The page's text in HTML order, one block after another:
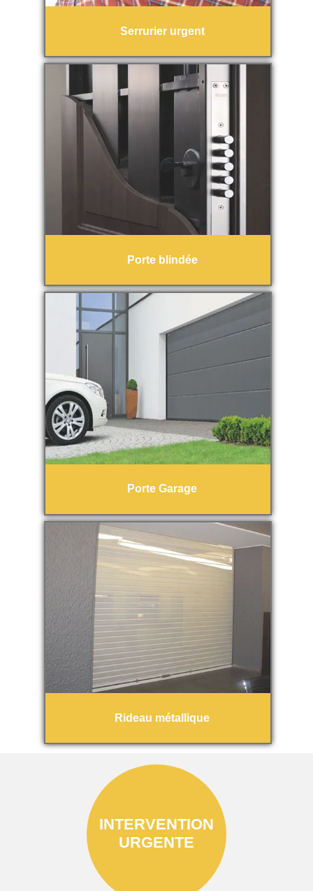
Serrurier urgent
Porte blindée
Porte Garage
Rideau métallique
INTERVENTION
URGENTE